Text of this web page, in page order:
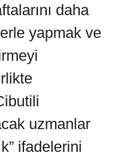
daha
yapmak ve
uzmanlar
ifadelerini